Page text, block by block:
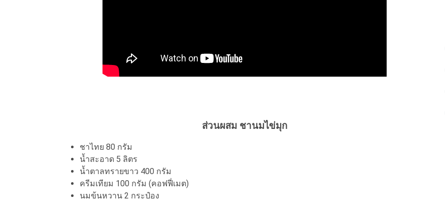
ส่วนผสม ชานมไข่มุก
ชาไทย 80 กรัม
น้ำสะอาด 5 ลิตร
น้ำตาลทรายขาว 400 กรัม
ครีมเทียม 100 กรัม (คอฟฟี่เมต)
นมข้นหวาน 2 กระป๋อง